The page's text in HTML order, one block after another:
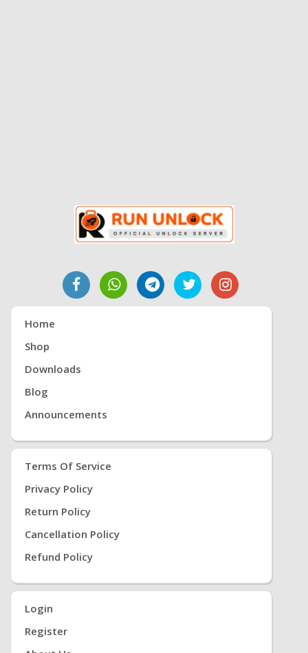
w/view
https://www.facebook.c
om/share/v/FxWVbnvE3
Home
Shop
Downloads
Blog
Announcements
Terms Of Service
Privacy Policy
Return Policy
Cancellation Policy
Refund Policy
Login
Register